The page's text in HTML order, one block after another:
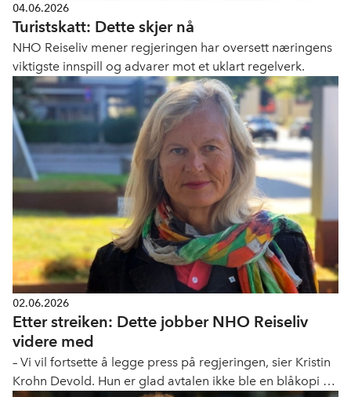
04.06.2026
Turistskatt: Dette skjer nå
NHO Reiseliv mener regjeringen har oversett næringens
viktigste innspill og advarer mot et uklart regelverk.
02.06.2026
Etter streiken: Dette jobber NHO Reiseliv
videre med
– Vi vil fortsette å legge press på regjeringen, sier Kristin
Krohn Devold. Hun er glad avtalen ikke ble en blåkopi av